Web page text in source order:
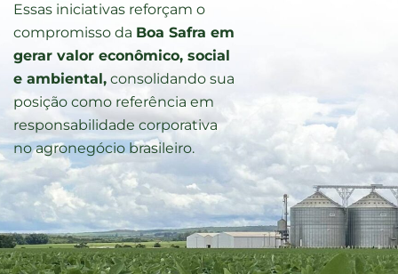
Essas iniciativas reforçam o
compromisso da Boa Safra em
gerar valor econômico, social
e ambiental, consolidando sua
posição como referência em
responsabilidade corporativa
no agronegócio brasileiro.